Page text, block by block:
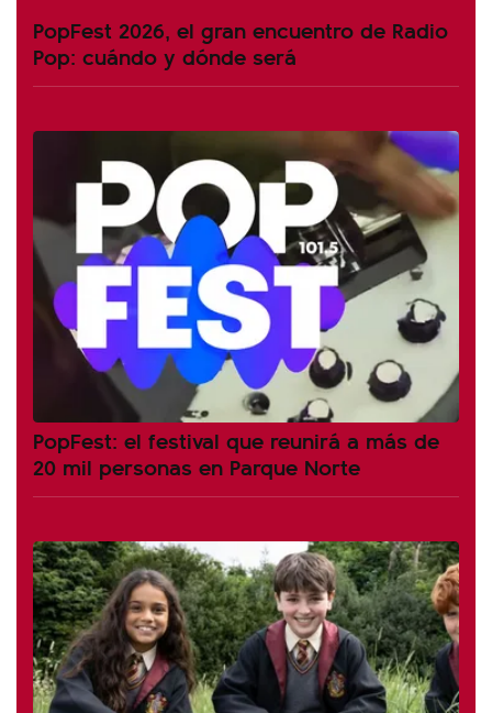
PopFest 2026, el gran encuentro de Radio
Pop: cuándo y dónde será
PopFest: el festival que reunirá a más de
20 mil personas en Parque Norte